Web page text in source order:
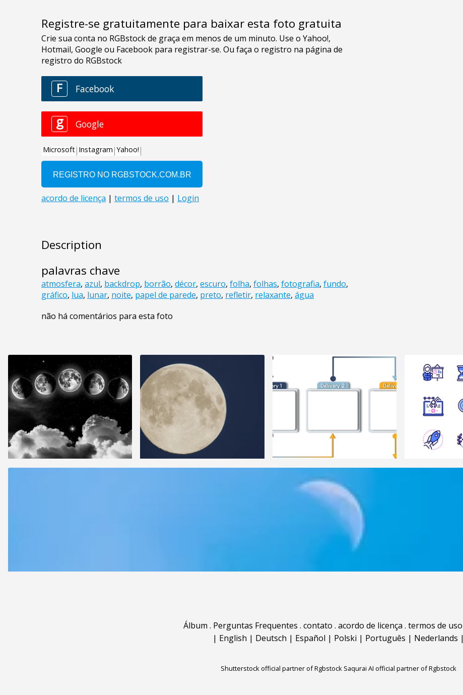
Registre-se gratuitamente para baixar esta foto gratuita
Description
palavras chave
atmosfera, azul, backdrop, borrão, décor, escuro, folha, folhas, fotografia, fundo,
gráfico, lua, lunar, noite, papel de parede, preto, refletir, relaxante, água
não há comentários para esta foto
Álbum . Perguntas Frequentes . contato . acordo de licença . termos de uso
| English | Deutsch | Español | Polski | Português | Nederlands |
Shutterstock official partner of Rgbstock Saqurai AI official partner of Rgbstock